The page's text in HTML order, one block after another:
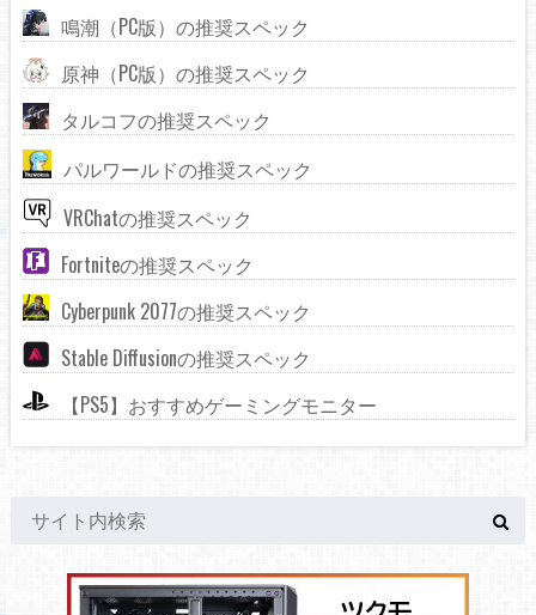
鳴潮（PC版）の推奨スペック
原神（PC版）の推奨スペック
タルコフの推奨スペック
パルワールドの推奨スペック
VRChatの推奨スペック
Fortniteの推奨スペック
Cyberpunk 2077の推奨スペック
Stable Diffusionの推奨スペック
【PS5】おすすめゲーミングモニター